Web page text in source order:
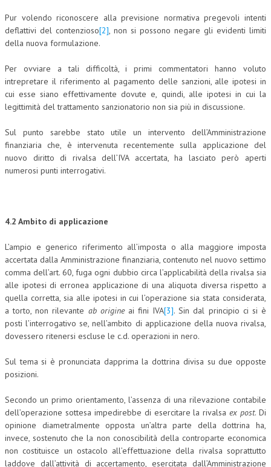
Pur volendo riconoscere alla previsione normativa pregevoli intenti
deflattivi del contenzioso[2], non si possono negare gli evidenti limiti
della nuova formulazione.
Per ovviare a tali difficoltà, i primi commentatori hanno voluto
intrepretare il riferimento al pagamento delle sanzioni, alle ipotesi in
cui esse siano effettivamente dovute e, quindi, alle ipotesi in cui la
legittimità del trattamento sanzionatorio non sia più in discussione.
Sul punto sarebbe stato utile un intervento dell’Amministrazione
finanziaria che, è intervenuta recentemente sulla applicazione del
nuovo diritto di rivalsa dell’IVA accertata, ha lasciato però aperti
numerosi punti interrogativi.
4.2 Ambito di applicazione
L’ampio e generico riferimento all’imposta o alla maggiore imposta
accertata dalla Amministrazione finanziaria, contenuto nel nuovo settimo
comma dell’art. 60, fuga ogni dubbio circa l’applicabilità della rivalsa sia
alle ipotesi di erronea applicazione di una aliquota diversa rispetto a
quella corretta, sia alle ipotesi in cui l’operazione sia stata considerata,
a torto, non rilevante ab origineai fini IVA[3]. Sin dal principio ci si è
posti l’interrogativo se, nell’ambito di applicazione della nuova rivalsa,
dovessero ritenersi escluse le c.d. operazioni in nero.
Sul tema si è pronunciata dapprima la dottrina divisa su due opposte
posizioni.
Secondo un primo orientamento, l’assenza di una rilevazione contabile
dell’operazione sottesa impedirebbe di esercitare la rivalsaex post. Di
opinione diametralmente opposta un’altra parte della dottrina ha,
invece, sostenuto che la non conoscibilità della controparte economica
non costituisce un ostacolo all’effettuazione della rivalsa soprattutto
laddove dall’attività di accertamento, esercitata dall’Amministrazione